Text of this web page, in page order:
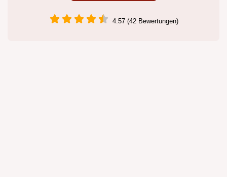
4.57 (42 Bewertungen)